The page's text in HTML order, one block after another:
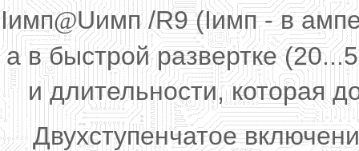
Iимп@Uимп /R9 (Iимп - в
а в быстрой развертке
и длительности, которая
Двухступенчатое